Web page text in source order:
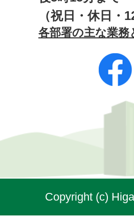
（祝日・休日・
各部署の主な業務
Copyright (c)